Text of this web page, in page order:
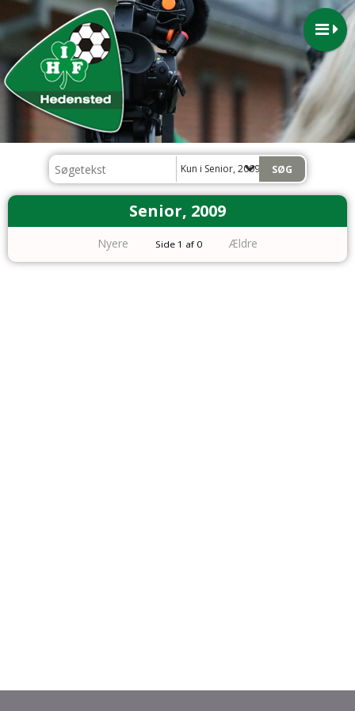
Kun i Senior, 2009
Senior, 2009
Nyere Side 1 af 0 Ældre